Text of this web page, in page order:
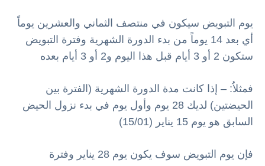
يوم التبويض سيكون في منتصف الثماني والعشرين يوماً
أي بعد 14 يوماً من بدء الدورة الشهرية وفترة التبويض
ستكون 2 أو 3 أيام قبل هذا اليوم و2 أو 3 أيام بعده
فمثلاُ: – إذا كانت مدة الدورة الشهرية (الفترة بين
الحيضتين) لديك 28 يوم وأول يوم في بدء نزول الحيض
السابق هو يوم 15 يناير (15/01)
فإن يوم التبويض سوف يكون يوم 28 يناير وفترة